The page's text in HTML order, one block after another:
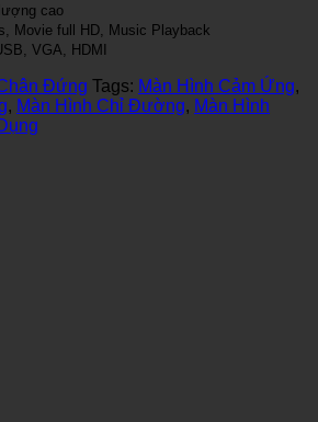
cao
Movie full HD, Music Playback
VGA, HDMI
Đứng Tags: Màn Hình Cảm Ứng,
, Màn Hình Chỉ Đường, Màn Hình